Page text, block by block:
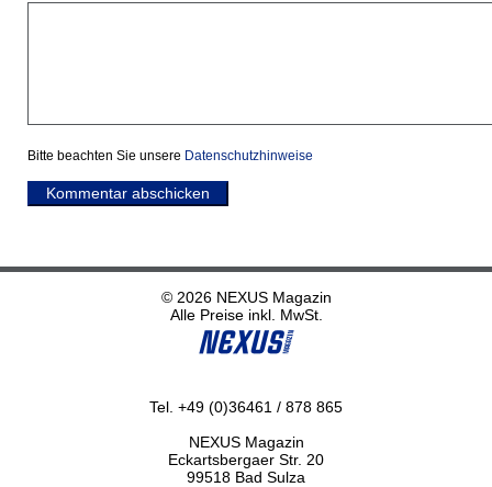
Bitte beachten Sie unsere Datenschutzhinweise
Kommentar abschicken
© 2026 NEXUS Magazin
Alle Preise inkl. MwSt.
Tel. +49 (0)36461 / 878 865
NEXUS Magazin
Eckartsbergaer Str. 20
99518 Bad Sulza